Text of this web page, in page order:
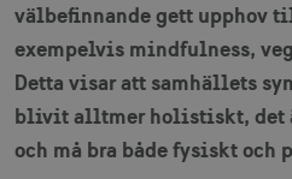
välbefinnande gett upphov
exempelvis mindfulness,
Detta visar att samhällets
blivit alltmer holistiskt, det
och må bra både fysiskt och